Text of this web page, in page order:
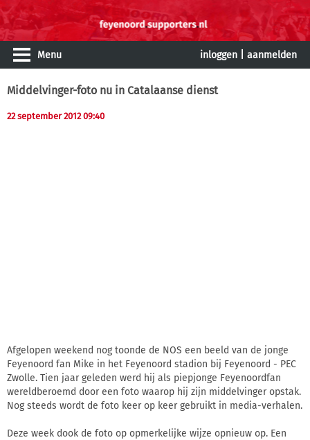
Menu inloggen aanmelden
Middelvinger-foto nu in Catalaanse dienst
22 september 2012 09:40
Afgelopen weekend nog toonde de NOS een beeld van de jonge
Feyenoord fan Mike in het Feyenoord stadion bij Feyenoord - PEC
Zwolle. Tien jaar geleden werd hij als piepjonge Feyenoordfan
wereldberoemd door een foto waarop hij zijn middelvinger opstak.
Nog steeds wordt de foto keer op keer gebruikt in media-verhalen.
Deze week dook de foto op opmerkelijke wijze opnieuw op. Een